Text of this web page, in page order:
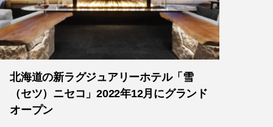
北海道の新ラグジュアリーホテル「雪
（セツ）ニセコ」2022年12月にグランド
オープン